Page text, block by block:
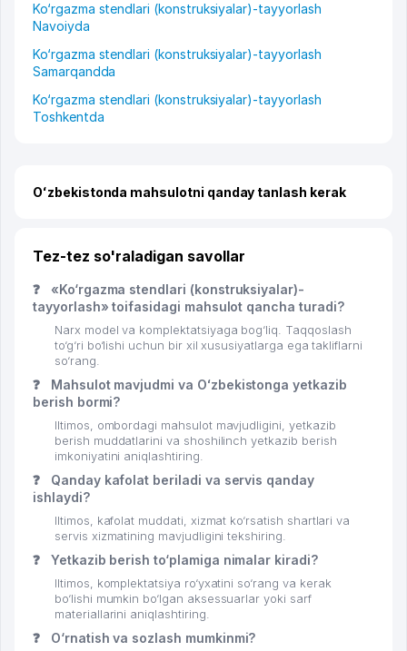
Ko‘rgazma stendlari (konstruksiyalar)-tayyorlash
Navoiyda
Ko‘rgazma stendlari (konstruksiyalar)-tayyorlash
Samarqandda
Ko‘rgazma stendlari (konstruksiyalar)-tayyorlash
Toshkentda
Oʻzbekistonda mahsulotni qanday tanlash kerak
Tez-tez so'raladigan savollar
❓
«Ko‘rgazma stendlari (konstruksiyalar)-
tayyorlash» toifasidagi mahsulot qancha turadi?
Narx model va komplektatsiyaga bog‘liq. Taqqoslash
to‘g‘ri bo‘lishi uchun bir xil xususiyatlarga ega takliflarni
so‘rang.
❓
Mahsulot mavjudmi va Oʻzbekistonga yetkazib
berish bormi?
Iltimos, ombordagi mahsulot mavjudligini, yetkazib
berish muddatlarini va shoshilinch yetkazib berish
imkoniyatini aniqlashtiring.
❓
Qanday kafolat beriladi va servis qanday
ishlaydi?
Iltimos, kafolat muddati, xizmat ko‘rsatish shartlari va
servis xizmatining mavjudligini tekshiring.
❓ Yetkazib berish to‘plamiga nimalar kiradi?
Iltimos, komplektatsiya ro‘yxatini so‘rang va kerak
bo‘lishi mumkin bo‘lgan aksessuarlar yoki sarf
materiallarini aniqlashtiring.
❓ O‘rnatish va sozlash mumkinmi?